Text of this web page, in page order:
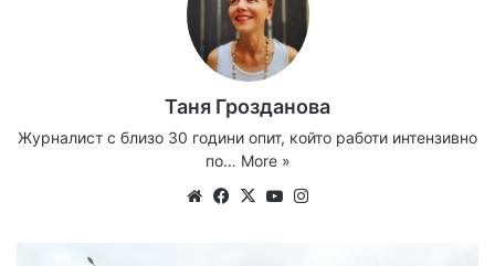
Таня Грозданова
Журналист с близо 30 години опит, който работи интензивно
по… More »
WebsiteFacebook
X YouTube